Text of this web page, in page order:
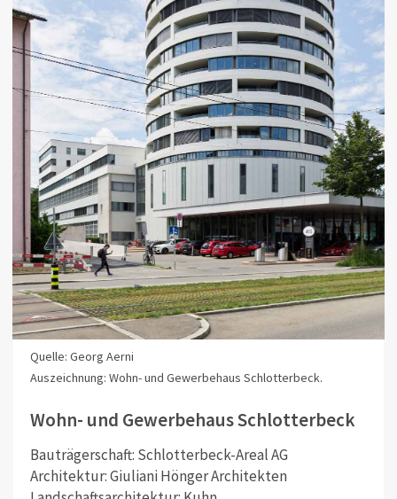
Quelle: Georg Aerni
Auszeichnung: Wohn- und Gewerbehaus Schlotterbeck.
Wohn- und Gewerbehaus Schlotterbeck
Bauträgerschaft: Schlotterbeck-Areal AG
Architektur: Giuliani Hönger Architekten